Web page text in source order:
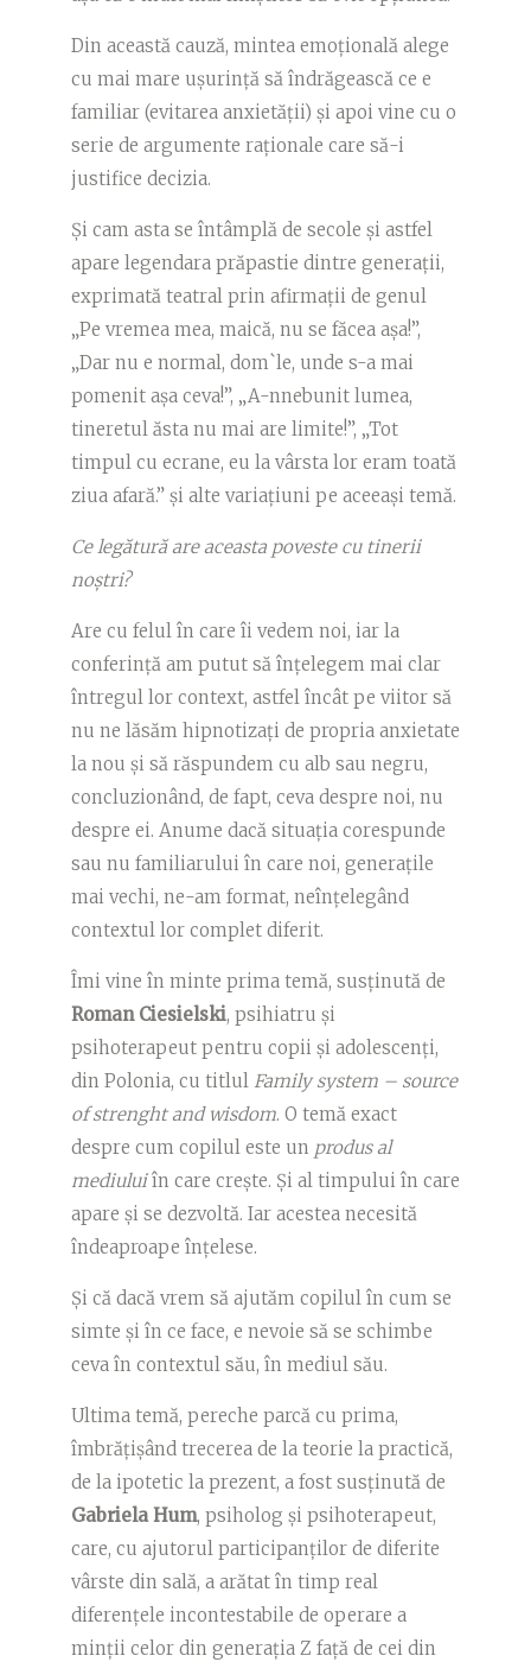
Din această cauză, mintea emoțională alege
cu mai mare ușurință să îndrăgească ce e
familiar (evitarea anxietății) și apoi vine cu o
serie de argumente raționale care să-i
justifice decizia.
Și cam asta se întâmplă de secole și astfel
apare legendara prăpastie dintre generații,
exprimată teatral prin afirmații de genul
„Pe vremea mea, maică, nu se făcea așa!”,
„Dar nu e normal, dom`le, unde s-a mai
pomenit așa ceva!”, „A-nnebunit lumea,
tineretul ăsta nu mai are limite!”, „Tot
timpul cu ecrane, eu la vârsta lor eram toată
ziua afară.” și alte variațiuni pe aceeași temă.
Ce legătură are aceasta poveste cu tinerii
noștri?
Are cu felul în care îi vedem noi, iar la
conferință am putut să înțelegem mai clar
întregul lor context, astfel încât pe viitor să
nu ne lăsăm hipnotizați de propria anxietate
la nou și să răspundem cu alb sau negru,
concluzionând, de fapt, ceva despre noi, nu
despre ei. Anume dacă situația corespunde
sau nu familiarului în care noi, generațile
mai vechi, ne-am format, neînțelegând
contextul lor complet diferit.
Îmi vine în minte prima temă, susținută de
Roman Ciesielski, psihiatru și
psihoterapeut pentru copii și adolescenți,
din Polonia, cu titlul Family system – source
of strenght and wisdom. O temă exact
despre cum copilul este un produs al
mediuluiîn care crește. Și al timpului în care
apare și se dezvoltă. Iar acestea necesită
îndeaproape înțelese.
Și că dacă vrem să ajutăm copilul în cum se
simte și în ce face, e nevoie să se schimbe
ceva în contextul său, în mediul său.
Ultima temă, pereche parcă cu prima,
îmbrățișând trecerea de la teorie la practică,
de la ipotetic la prezent, a fost susținută de
Gabriela Hum, psiholog și psihoterapeut,
care, cu ajutorul participanților de diferite
vârste din sală, a arătat în timp real
diferențele incontestabile de operare a
minții celor din generația Z față de cei din